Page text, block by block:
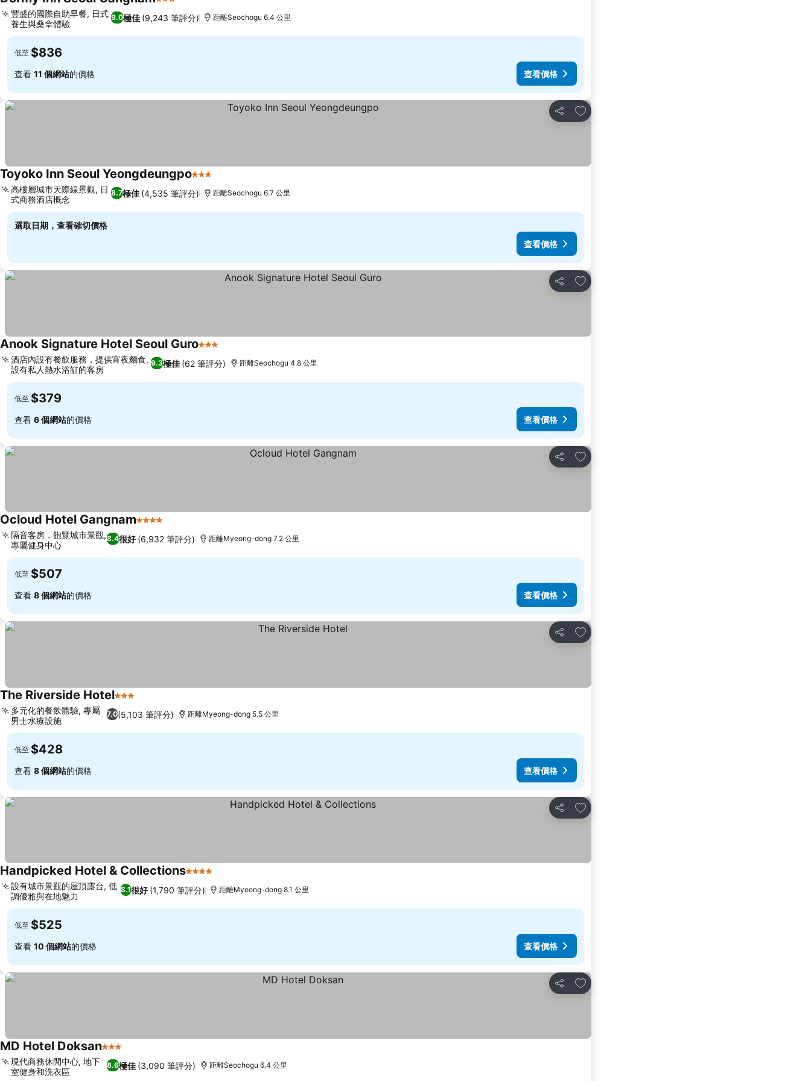
3 星級
9.0極佳 (9,243 筆評分)
豐盛的國際自助早餐, 日式
養生與桑拿體驗
距離Seochogu 6.4 公里
低至 $836
查看 11 個網站的價格 查看價格
分享
放到收藏夾
Toyoko Inn Seoul Yeongdeungpo3 星級
8.7極佳 (4,535 筆評分)
高樓層城市天際線景觀, 日
式商務酒店概念
距離Seochogu 6.7 公里
選取日期，查看確切價格
查看價格
分享
放到收藏夾
Anook Signature Hotel Seoul Guro3 星級
9.3極佳 (62 筆評分)
酒店內設有餐飲服務，提供宵夜麵食,
設有私人熱水浴缸的客房
距離Seochogu 4.8 公里
低至 $379
查看 6 個網站的價格 查看價格
分享
放到收藏夾
Ocloud Hotel Gangnam4 星級
8.4很好 (6,932 筆評分)
隔音客房，飽覽城市景觀,
專屬健身中心
距離Myeong-dong 7.2 公里
低至 $507
查看 8 個網站的價格 查看價格
分享
放到收藏夾
The Riverside Hotel3 星級
7.0(5,103 筆評分)
多元化的餐飲體驗, 專屬
男士水療設施
距離Myeong-dong 5.5 公里
低至 $428
查看 8 個網站的價格 查看價格
分享
放到收藏夾
Handpicked Hotel & Collections4 星級
8.1很好 (1,790 筆評分)
設有城市景觀的屋頂露台, 低
調優雅與在地魅力
距離Myeong-dong 8.1 公里
低至 $525
查看 10 個網站的價格 查看價格
分享
放到收藏夾
MD Hotel Doksan3 星級
8.6極佳 (3,090 筆評分)
現代商務休閒中心, 地下
室健身和洗衣區
距離Seochogu 6.4 公里